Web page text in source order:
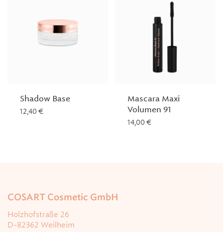
Shadow Base
12,40 €
Mascara Maxi
Volumen 91
14,00 €
COSART Cosmetic GmbH
Holzhofstraße 26
D-82362 Weilheim